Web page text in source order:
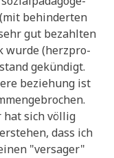
behin­der­ten
gut bezahl­ten
wur­de (herz­pro­
gekün­digt.
bezie­hung ist
hat sich völ­lig
dass ich
"ver­sa­ger"